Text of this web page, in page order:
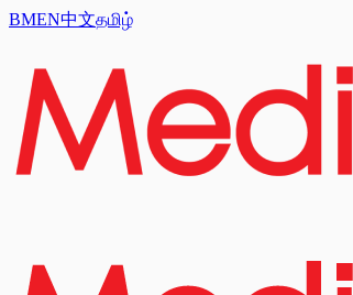
BMEN中文தமிழ்